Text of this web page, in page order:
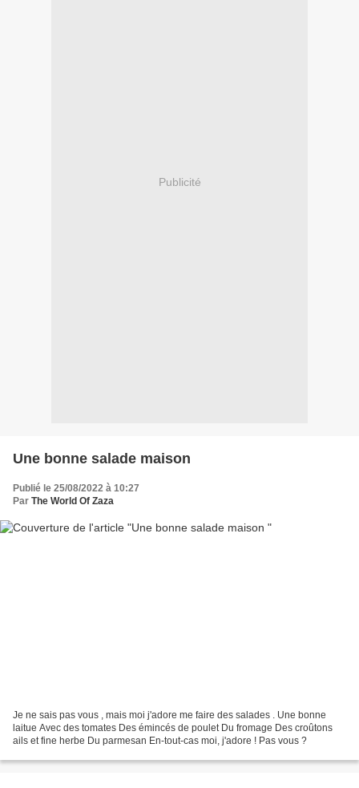
Publicité
Une bonne salade maison
Publié le 25/08/2022 à 10:27
Par The World Of Zaza
Je ne sais pas vous , mais moi j'adore me faire des salades . Une bonne
laitue Avec des tomates Des émincés de poulet Du fromage Des croûtons
ails et fine herbe Du parmesan En-tout-cas moi, j'adore ! Pas vous ?